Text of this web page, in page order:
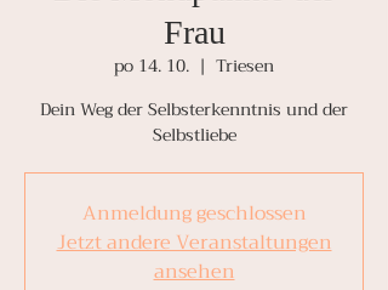
Frau
po 14. 10.
  |
Triesen
Dein Weg der Selbsterkenntnis und der
Selbstliebe
Anmeldung geschlossen
Jetzt andere Veranstaltungen
ansehen